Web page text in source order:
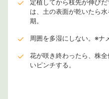
定植してから枝先が伸び
は、土の表面が乾いたら
期。
周囲を多湿にしない。※ナ
花が咲き終わったら、株
いピンチする。